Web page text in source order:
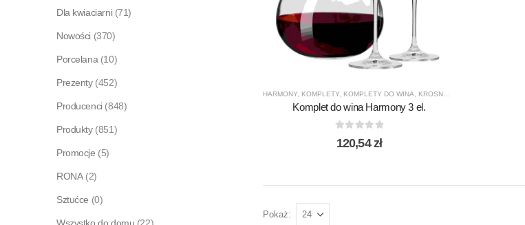
HARMONY KOMPLETY KOMPLETY DO WINA KROSNO GLASS
Komplet do wina Harmony 3 el.
120,54zł
Pokaż:
Dla kwiaciarni (71)
Nowości (370)
Porcelana (10)
Prezenty (452)
Producenci (848)
Produkty (851)
Promocje (5)
RONA (2)
Sztućce (0)
Wszystko do domu (22)